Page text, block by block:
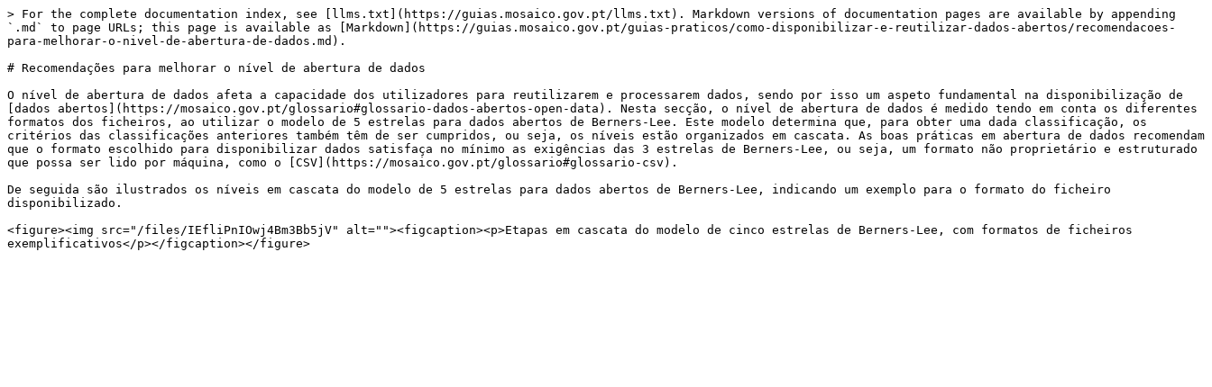
> For the complete documentation index, see [llms.txt](https://guias.mosaico.gov.pt/llms.txt). Markdown versions of documentation pages are available by appending
`.md` to page URLs; this page is available as [Markdown](https://guias.mosaico.gov.pt/guias-praticos/como-disponibilizar-e-reutilizar-dados-abertos/recomendacoes-
para-melhorar-o-nivel-de-abertura-de-dados.md).
# Recomendações para melhorar o nível de abertura de dados
O nível de abertura de dados afeta a capacidade dos utilizadores para reutilizarem e processarem dados, sendo por isso um aspeto fundamental na disponibilização de
[dados abertos](https://mosaico.gov.pt/glossario#glossario-dados-abertos-open-data). Nesta secção, o nível de abertura de dados é medido tendo em conta os diferentes
formatos dos ficheiros, ao utilizar o modelo de 5 estrelas para dados abertos de Berners-Lee. Este modelo determina que, para obter uma dada classificação, os
critérios das classificações anteriores também têm de ser cumpridos, ou seja, os níveis estão organizados em cascata. As boas práticas em abertura de dados recomendam
que o formato escolhido para disponibilizar dados satisfaça no mínimo as exigências das 3 estrelas de Berners-Lee, ou seja, um formato não proprietário e estruturado
que possa ser lido por máquina, como o [CSV](https://mosaico.gov.pt/glossario#glossario-csv).
De seguida são ilustrados os níveis em cascata do modelo de 5 estrelas para dados abertos de Berners-Lee, indicando um exemplo para o formato do ficheiro
disponibilizado.
<figure><img src="/files/IEfliPnIOwj4Bm3Bb5jV" alt=""><figcaption><p>Etapas em cascata do modelo de cinco estrelas de Berners-Lee, com formatos de ficheiros